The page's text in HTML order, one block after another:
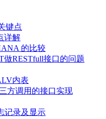
键点
详解
的比较
做RESTfull接口的问题
内表
方调用的接口实现
记录及显示